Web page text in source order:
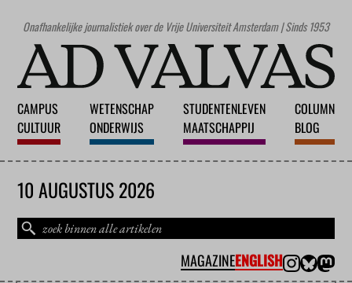
Onafhankelijke journalistiek over de Vrije Universiteit Amsterdam | Sinds 1953
CAMPUS
CULTUUR
WETENSCHAP
ONDERWIJS
STUDENTENLEVEN
MAATSCHAPPIJ
COLUMN
BLOG
10 AUGUSTUS 2026
MAGAZINEENGLISH